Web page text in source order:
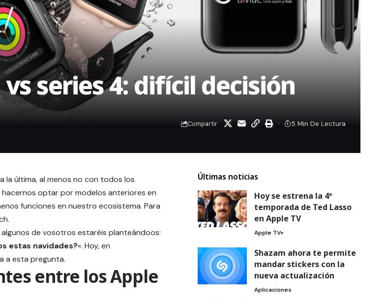
series 4: difícil decisión
Compartir 5 Min De Lectura
la última, al menos no con todos los
optar por modelos anteriores en
funciones en nuestro ecosistema. Para
de vosotros estaréis planteándoos:
estas navidades?«. Hoy, en
a esta pregunta.
entre los Apple
Últimas noticias
Hoy se estrena la 4ª
temporada de Ted Lasso
en Apple TV
Apple TV+
Shazam ahora te permite
mandar stickers con la
nueva actualización
Aplicaciones